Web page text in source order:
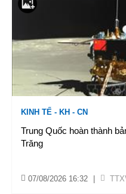
KINH TẾ - KH - CN
Trung Quốc hoàn thành
Trăng
07/08/2026 16:32